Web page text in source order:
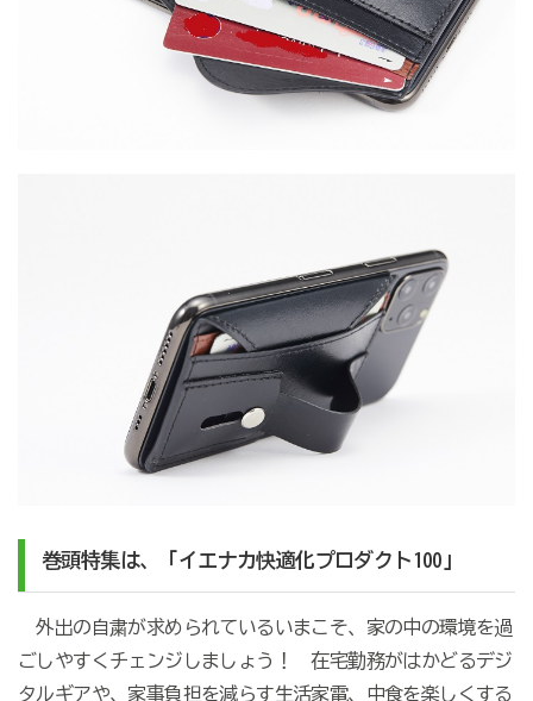
巻頭特集は、「イエナカ快適化プロダクト100」
外出の自粛が求められているいまこそ、家の中の環境を過
ごしやすくチェンジしましょう！ 在宅勤務がはかどるデジ
タルギアや、家事負担を減らす生活家電、中食を楽しくする